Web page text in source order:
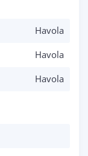
Havola
Havola
Havola